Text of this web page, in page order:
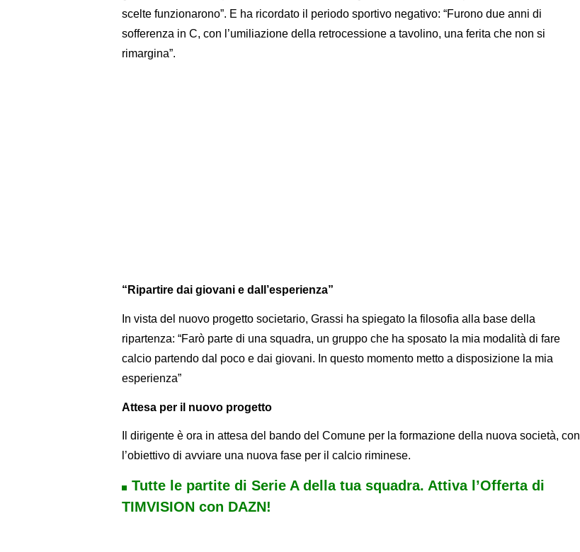
scelte funzionarono”. E ha ricordato il periodo sportivo negativo: “Furono due anni di
sofferenza in C, con l’umiliazione della retrocessione a tavolino, una ferita che non si
rimargina”.
“Ripartire dai giovani e dall’esperienza”
In vista del nuovo progetto societario, Grassi ha spiegato la filosofia alla base della
ripartenza: “Farò parte di una squadra, un gruppo che ha sposato la mia modalità di fare
calcio partendo dal poco e dai giovani. In questo momento metto a disposizione la mia
esperienza”
Attesa per il nuovo progetto
Il dirigente è ora in attesa del bando del Comune per la formazione della nuova società, con
l’obiettivo di avviare una nuova fase per il calcio riminese.
Tutte le partite di Serie A della tua squadra. Attiva l’Offerta di
TIMVISION con DAZN!